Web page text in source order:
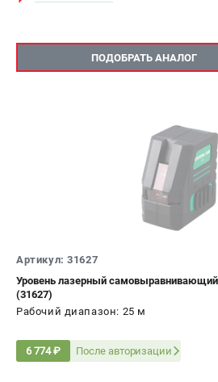
ПОДОБРАТЬ АНАЛОГ
Артикул: 31627
Уровень лазерный
(31627)
Рабочий диапазон: 25 м
6 774 ₽ После авторизации